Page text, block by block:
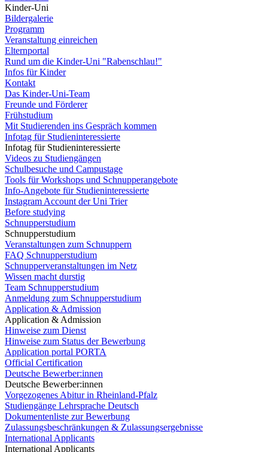
Kinder-Uni
Bildergalerie
Programm
Veranstaltung einreichen
Elternportal
Rund um die Kinder-Uni "Rabenschlau!"
Infos für Kinder
Kontakt
Das Kinder-Uni-Team
Freunde und Förderer
Frühstudium
Mit Studierenden ins Gespräch kommen
Infotag für Studieninteressierte
Infotag für Studieninteressierte
Videos zu Studiengängen
Schulbesuche und Campustage
Tools für Workshops und Schnupperangebote
Info-Angebote für Studieninteressierte
Instagram Account der Uni Trier
Before studying
Schnupperstudium
Schnupperstudium
Veranstaltungen zum Schnuppern
FAQ Schnupperstudium
Schnupperveranstaltungen im Netz
Wissen macht durstig
Team Schnupperstudium
Anmeldung zum Schnupperstudium
Application & Admission
Application & Admission
Hinweise zum Dienst
Hinweise zum Status der Bewerbung
Application portal PORTA
Official Certification
Deutsche Bewerber:innen
Deutsche Bewerber:innen
Vorgezogenes Abitur in Rheinland-Pfalz
Studiengänge Lehrsprache Deutsch
Dokumentenliste zur Bewerbung
Zulassungsbeschränkungen & Zulassungsergebnisse
International Applicants
International Applicants